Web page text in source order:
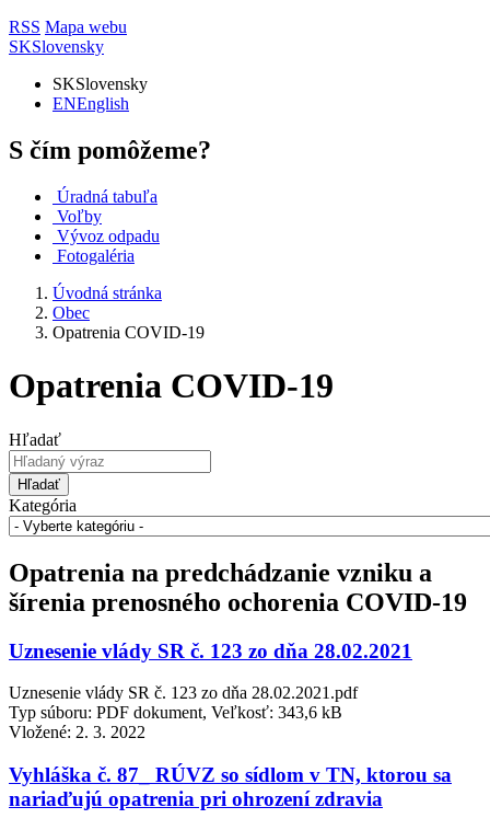
RSS Mapa webu
SKSlovensky
SKSlovensky
ENEnglish
S čím pomôžeme?
Úradná tabuľa
Voľby
Vývoz odpadu
Fotogaléria
Úvodná stránka
Obec
Opatrenia COVID-19
Opatrenia COVID-19
Hľadať
Hľadať
Kategória
Opatrenia na predchádzanie vzniku a
šírenia prenosného ochorenia COVID-19
Uznesenie vlády SR č. 123 zo dňa 28.02.2021
Uznesenie vlády SR č. 123 zo dňa 28.02.2021.pdf
Typ súboru: PDF dokument, Veľkosť: 343,6 kB
Vložené: 2. 3. 2022
Vyhláška č. 87_ RÚVZ so sídlom v TN, ktorou sa
nariaďujú opatrenia pri ohrození zdravia